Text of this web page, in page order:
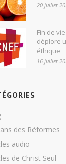
20 juillet
Fin de vie
déplore
éthique
16 juillet
des Réformes
audio
de Christ Seul